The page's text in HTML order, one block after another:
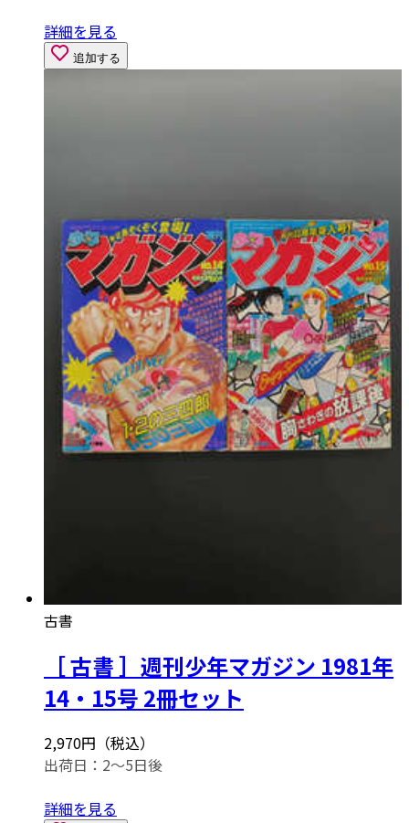
詳細を見る
追加する
古書
［ 古書 ］週刊少年マガジン 1981年
14・15号 2冊セット
2,970円（税込）
出荷日：2～5日後
詳細を見る